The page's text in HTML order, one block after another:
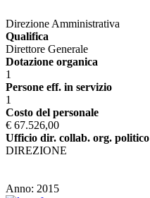
Direzione Amministrativa
Qualifica
Direttore Generale
Dotazione organica
1
Persone eff. in servizio
1
Costo del personale
€ 67.526,00
Ufficio dir. collab. org. politico
DIREZIONE
Anno: 2015